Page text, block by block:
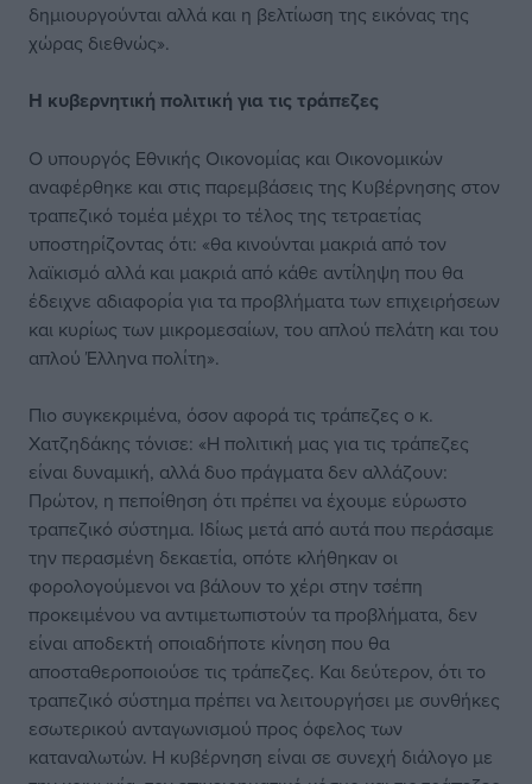
δημιουργούνται αλλά και η βελτίωση της εικόνας της
χώρας διεθνώς».
Η κυβερνητική πολιτική για τις τράπεζες
Ο υπουργός Εθνικής Οικονομίας και Οικονομικών
αναφέρθηκε και στις παρεμβάσεις της Κυβέρνησης στον
τραπεζικό τομέα μέχρι το τέλος της τετραετίας
υποστηρίζοντας ότι: «θα κινούνται μακριά από τον
λαϊκισμό αλλά και μακριά από κάθε αντίληψη που θα
έδειχνε αδιαφορία για τα προβλήματα των επιχειρήσεων
και κυρίως των μικρομεσαίων, του απλού πελάτη και του
απλού Έλληνα πολίτη».
Πιο συγκεκριμένα, όσον αφορά τις τράπεζες ο κ.
Χατζηδάκης τόνισε: «Η πολιτική μας για τις τράπεζες
είναι δυναμική, αλλά δυο πράγματα δεν αλλάζουν:
Πρώτον, η πεποίθηση ότι πρέπει να έχουμε εύρωστο
τραπεζικό σύστημα. Ιδίως μετά από αυτά που περάσαμε
την περασμένη δεκαετία, οπότε κλήθηκαν οι
φορολογούμενοι να βάλουν το χέρι στην τσέπη
προκειμένου να αντιμετωπιστούν τα προβλήματα, δεν
είναι αποδεκτή οποιαδήποτε κίνηση που θα
αποσταθεροποιούσε τις τράπεζες. Και δεύτερον, ότι το
τραπεζικό σύστημα πρέπει να λειτουργήσει με συνθήκες
εσωτερικού ανταγωνισμού προς όφελος των
καταναλωτών. Η κυβέρνηση είναι σε συνεχή διάλογο με